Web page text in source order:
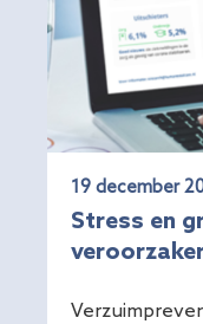
19 december
Stress en